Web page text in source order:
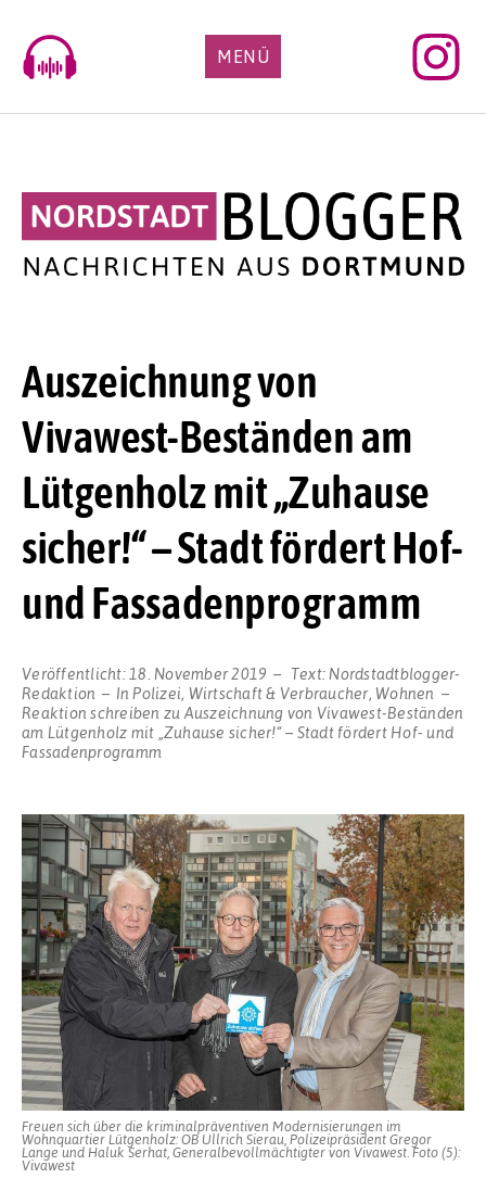
content
MENÜ
Auszeichnung von
Vivawest-Beständen am
Lütgenholz mit „Zuhause
sicher!“ – Stadt fördert Hof-
und Fassadenprogramm
Veröffentlicht: 18. November 2019 Text: Nordstadtblogger-
Redaktion
InPolizei, Wirtschaft & Verbraucher, Wohnen
Reaktion schreiben zu Auszeichnung von Vivawest-Beständen
am Lütgenholz mit „Zuhause sicher!“ – Stadt fördert Hof- und
Fassadenprogramm
Freuen sich über die kriminalpräventiven Modernisierungen im
Wohnquartier Lütgenholz: OB Ullrich Sierau, Polizeipräsident Gregor
Lange und Haluk Serhat, Generalbevollmächtigter von Vivawest. Foto (5):
Vivawest